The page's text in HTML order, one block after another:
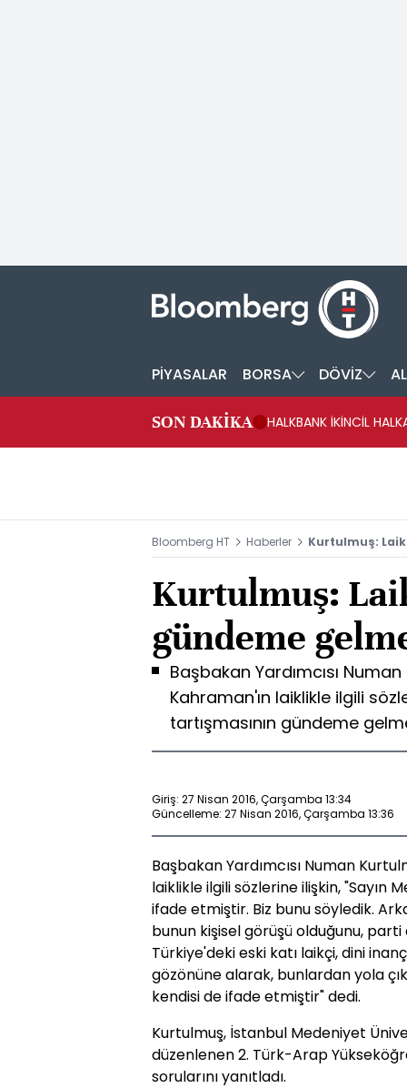
PİYASALAR BORSA DÖVİZ
SON DAKİKA
HALKBANK İKİNCİL
Bloomberg HT Haberler Kurtulmuş:
Kurtulmuş:
gündeme
Başbakan Yardımcısı
Kahraman'ın laiklikle ilgili
tartışmasının gündeme
Giriş: 27 Nisan 2016, Çarşamba 13:34
Güncelleme: 27 Nisan 2016, Çarşamba 13:36
Başbakan Yardımcısı Numan
laiklikle ilgili sözlerine ilişkin, "Sayın
ifade etmiştir. Biz bunu söyledik.
bunun kişisel görüşü olduğunu, parti
Türkiye'deki eski katı laikçi, dini
gözönüne alarak, bunlardan yola
kendisi de ifade etmiştir" dedi.
Kurtulmuş, İstanbul Medeniyet
düzenlenen 2. Türk-Arap
sorularını yanıtladı.